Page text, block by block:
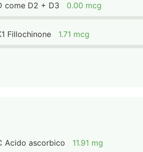
come D2 + D3 0.00 mcg
Fillochinone 1.71 mcg
Acido ascorbico 11.91 mg